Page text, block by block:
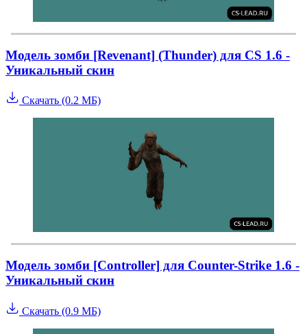
Модель зомби [Revenant] (Thunder) для CS 1.6 -
Уникальный скин
Скачать (0.2 МБ)
Модель зомби [Controller] для Counter-Strike 1.6 -
Уникальный скин
Скачать (0.9 МБ)